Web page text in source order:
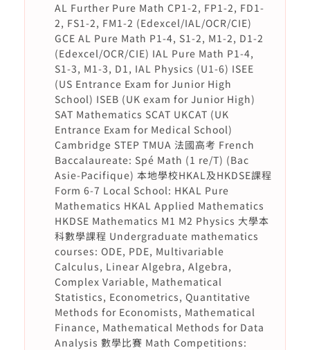
AL Further Pure Math CP1-2, FP1-2, FD1-
2, FS1-2, FM1-2 (Edexcel/IAL/OCR/CIE)
GCE AL Pure Math P1-4, S1-2, M1-2, D1-2
(Edexcel/OCR/CIE) IAL Pure Math P1-4,
S1-3, M1-3, D1, IAL Physics (U1-6) ISEE
(US Entrance Exam for Junior High
School) ISEB (UK exam for Junior High)
SAT Mathematics SCAT UKCAT (UK
Entrance Exam for Medical School)
Cambridge STEP TMUA 法國高考 French
Baccalaureate: Spé Math (1 re/T) (Bac
Asie-Pacifique) 本地學校HKAL及HKDSE課程
Form 6-7 Local School: HKAL Pure
Mathematics HKAL Applied Mathematics
HKDSE Mathematics M1 M2 Physics 大學本
科數學課程 Undergraduate mathematics
courses: ODE, PDE, Multivariable
Calculus, Linear Algebra, Algebra,
Complex Variable, Mathematical
Statistics, Econometrics, Quantitative
Methods for Economists, Mathematical
Finance, Mathematical Methods for Data
Analysis 數學比賽 Math Competitions: